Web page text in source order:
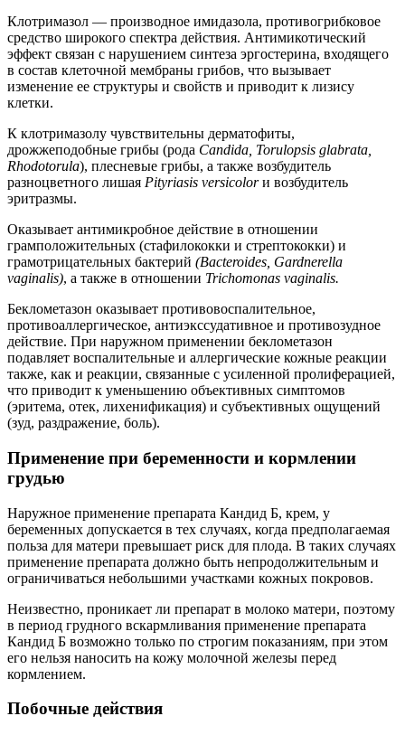
Клотримазол — производное имидазола, противогрибковое
средство широкого спектра действия. Антимикотический
эффект связан с нарушением синтеза эргостерина, входящего
в состав клеточной мембраны грибов, что вызывает
изменение ее структуры и свойств и приводит к лизису
клетки.
К клотримазолу чувствительны дерматофиты,
дрожжеподобные грибы (рода Candida, Torulopsis glabrata,
Rhodotorula), плесневые грибы, а также возбудитель
разноцветного лишая Pityriasis versicolorи возбудитель
эритразмы.
Оказывает антимикробное действие в отношении
грамположительных (стафилококки и стрептококки) и
грамотрицательных бактерий (Bacteroides, Gardnerella
vaginalis), а также в отношении Trichomonas vaginalis.
Беклометазон оказывает противовоспалительное,
противоаллергическое, антиэкссудативное и противозудное
действие. При наружном применении беклометазон
подавляет воспалительные и аллергические кожные реакции
также, как и реакции, связанные с усиленной пролиферацией,
что приводит к уменьшению объективных симптомов
(эритема, отек, лихенификация) и субъективных ощущений
(зуд, раздражение, боль).
Применение при беременности и кормлении
грудью
Наружное применение препарата Кандид Б, крем, у
беременных допускается в тех случаях, когда предполагаемая
польза для матери превышает риск для плода. В таких случаях
применение препарата должно быть непродолжительным и
ограничиваться небольшими участками кожных покровов.
Неизвестно, проникает ли препарат в молоко матери, поэтому
в период грудного вскармливания применение препарата
Кандид Б возможно только по строгим показаниям, при этом
его нельзя наносить на кожу молочной железы перед
кормлением.
Побочные действия